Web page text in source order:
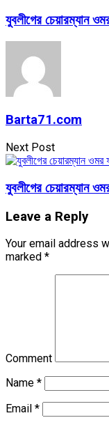
যুবলীগের চেয়ারম্যান
Barta71.com
Next Post
যুবলীগের চেয়ারম্যান
Leave a Reply
Your email address
marked *
Comment
Name *
Email *